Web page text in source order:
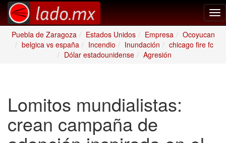
Puebla de Zaragoza
Estados Unidos Empresa
Ocoyucan
belgica vs españa
Incendio Inundación
chicago fire fc
Dólar estadounidense
Agresión
Lomitos mundialistas:
crean campaña de